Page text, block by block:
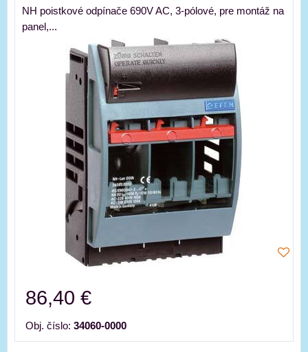
NH poistkové odpínače 690V AC, 3-pólové, pre montáž na
panel,...
86,40 €
Obj. číslo: 34060-0000